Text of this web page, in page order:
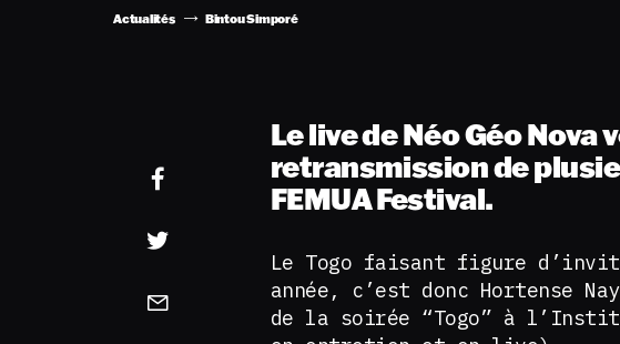
Actualités Bintou Simporé
Le live de Néo Géo Nova
retransmission de
FEMUA Festival.
Le Togo faisant figure
année, c’est donc Hortense
de la soirée “Togo” à